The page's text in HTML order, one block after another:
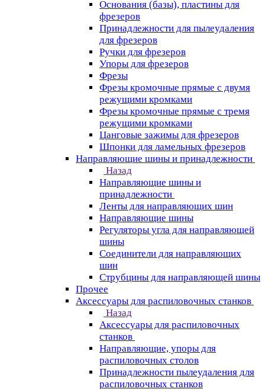
Основания (базы), пластины для
фрезеров
Принадлежности для пылеудаления
для фрезеров
Ручки для фрезеров
Упоры для фрезеров
Фрезы
Фрезы кромочные прямые с двумя
режущими кромками
Фрезы кромочные прямые с тремя
режущими кромками
Цанговые зажимы для фрезеров
Шпонки для ламельных фрезеров
Направляющие шины и принадлежности
Назад
Направляющие шины и
принадлежности
Ленты для направляющих шин
Направляющие шины
Регуляторы угла для направляющей
шины
Соединители для направляющих
шин
Струбцины для направляющей шины
Прочее
Аксессуары для распиловочных станков
Назад
Аксессуары для распиловочных
станков
Направляющие, упоры для
распиловочных столов
Принадлежности пылеудаления для
распиловочных станков